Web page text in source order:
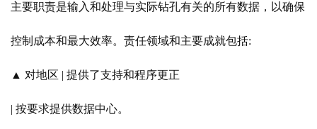
主要职责是输入和处理与实际钻孔有关的所有数据，以确保
控制成本和最大效率。责任领域和主要成就包括:
▲ 对地区 | 提供了支持和程序更正
| 按要求提供数据中心。